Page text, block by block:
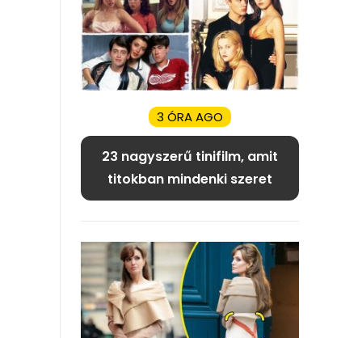
3 ÓRA AGO
23 nagyszerű tinifilm, amit
titokban mindenki szeret